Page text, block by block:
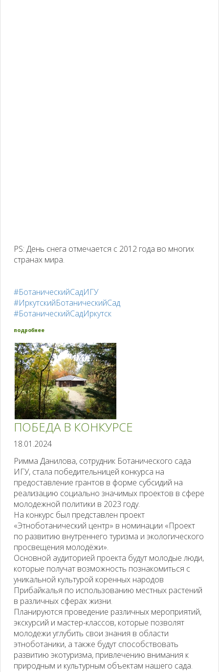
PS: День снега отмечается с 2012 года во многих
странах мира.
#БотаническийСадИГУ
#ИркутскийБотаническийСад
#БотаническийСадИркутск
подробнее
ПОБЕДА В КОНКУРСЕ
18.01.2024
Римма Данилова, сотрудник Ботанического сада
ИГУ, стала победительницей конкурса на
предоставление грантов в форме субсидий на
реализацию социально значимых проектов в сфере
молодежной политики в 2023 году.
На конкурс был представлен проект
«Этноботанический центр» в номинации «Проект
по развитию внутреннего туризма и экологического
просвещения молодёжи».
Основной аудиторией проекта будут молодые люди,
которые получат возможность познакомиться с
уникальной культурой коренных народов
Прибайкалья по использованию местных растений
в различных сферах жизни.
Планируются проведение различных мероприятий,
экскурсий и мастер-классов, которые позволят
молодежи углубить свои знания в области
этноботаники, а также будут способствовать
развитию экотуризма, привлечению внимания к
природным и культурным объектам нашего сада.